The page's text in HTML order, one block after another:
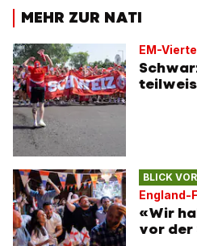
MEHR ZUR NATI
EM-
BLICK
England-
«Wir
vor der